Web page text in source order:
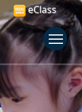
eClass